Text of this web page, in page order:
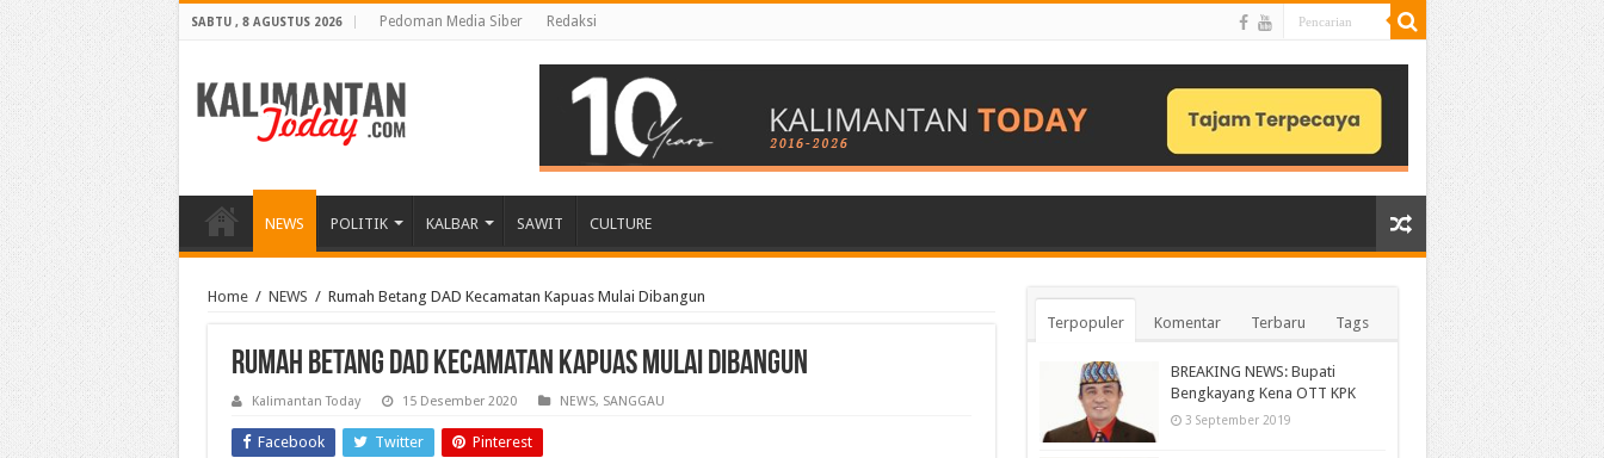
SABTU , 8 AGUSTUS 2026 Pedoman Media Siber Redaksi
NEWS POLITIK KALBAR SAWIT CULTURE
Home / NEWS / Rumah Betang DAD Kecamatan Kapuas Mulai Dibangun
Rumah Betang DAD Kecamatan Kapuas Mulai Dibangun
Kalimantan Today 15 Desember 2020 NEWS, SANGGAU
Facebook Twitter Pinterest
Terpopuler Komentar Terbaru Tags
BREAKING NEWS: Bupati
Bengkayang Kena OTT KPK
3 September 2019